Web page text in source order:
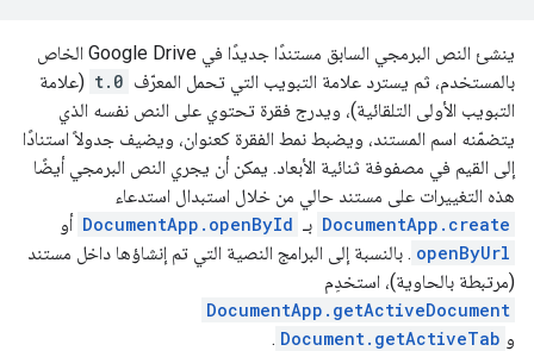
ينشئ النص البرمجي السابق مستندًا جديدًا في Google Drive الخاص
بالمستخدم، ثم يسترد علامة التبويب التي تحمل المعرّف t.0 (علامة
التبويب الأولى التلقائية)، ويدرج فقرة تحتوي على النص نفسه الذي
يتضمّنه اسم المستند، ويضبط نمط الفقرة كعنوان، ويضيف جدولاً استنادًا
إلى القيم في مصفوفة ثنائية الأبعاد. يمكن أن يجري النص البرمجي أيضًا
هذه التغييرات على مستند حالي من خلال استبدال استدعاء
DocumentApp.create بـ DocumentApp.openById أو
openByUrl . بالنسبة إلى البرامج النصية التي تم إنشاؤها داخل مستند
(مرتبطة بالحاوية)، استخدِم
DocumentApp.getActiveDocument
و Document.getActiveTab
.